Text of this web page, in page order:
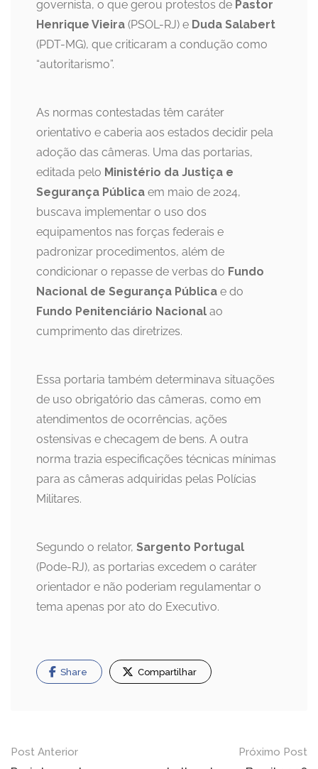
governista, o que gerou protestos de Pastor
Henrique Vieira (PSOL-RJ) e Duda Salabert
(PDT-MG), que criticaram a condução como
“autoritarismo”.
As normas contestadas têm caráter
orientativo e caberia aos estados decidir pela
adoção das câmeras. Uma das portarias,
editada pelo Ministério da Justiça e
Segurança Pública em maio de 2024,
buscava implementar o uso dos
equipamentos nas forças federais e
padronizar procedimentos, além de
condicionar o repasse de verbas do Fundo
Nacional de Segurança Pública e do
Fundo Penitenciário Nacional ao
cumprimento das diretrizes.
Essa portaria também determinava situações
de uso obrigatório das câmeras, como em
atendimentos de ocorrências, ações
ostensivas e checagem de bens. A outra
norma trazia especificações técnicas mínimas
para as câmeras adquiridas pelas Polícias
Militares.
Segundo o relator, Sargento Portugal
(Pode-RJ), as portarias excedem o caráter
orientador e não poderiam regulamentar o
tema apenas por ato do Executivo.
Share Compartilhar
Navegação
Post Anterior Próximo Post